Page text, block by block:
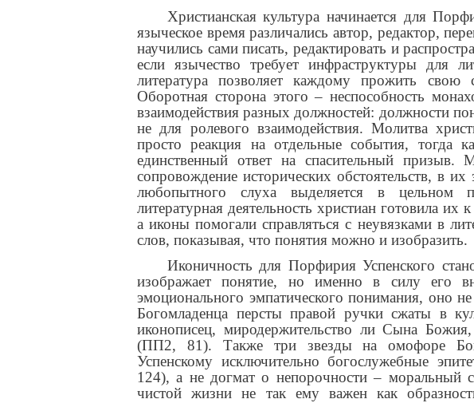
Христианская культура начинается для
языческое время различались автор, редактор,
научились сами писать, редактировать и
если язычество требует инфраструктуры для
литература позволяет каждому прожить свою
Оборотная сторона этого – неспособность
взаимодействия разных должностей: должности
не для ролевого взаимодействия. Молитва
просто реакция на отдельные события, тогда
единственный ответ на спасительный призыв.
сопровождение исторических обстоятельств, в
любопытного слуха выделяется в цельном
литературная деятельность христиан готовила их
а иконы помогали справляться с неувязками в
слов, показывая, что понятия можно и изобразить.
Иконичность для Порфирия Успенского
изображает понятие, но именно в силу его
эмоционального эмпатического понимания, оно
Богомладенца персты правой ручки сжаты в
иконописец, миродержительство ли Сына
(ПП2, 81). Также три звезды на омофоре
Успенскому исключительно богослужебные
124), а не догмат о непорочности – моральный
чистой жизни не так ему важен как